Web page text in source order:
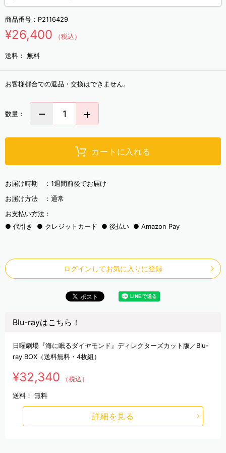
商品番号： P2116429
¥26,400 （税込）
送料： 無料
お客様都合での返品・交換はできません。
数量：
カートに入れる
お届け時期 ： 1週間前後でお届け
お届け方法 ： 通常
お支払い方法：
代引き
クレジットカード 後払い Amazon Pay
ログインしてお気に入りに登録
Blu-rayはこちら！
日曜劇場『海に眠るダイヤモンド』ディレクターズカット版／Blu-
ray BOX（送料無料・4枚組）
¥32,340 （税込）
送料： 無料
詳細を見る